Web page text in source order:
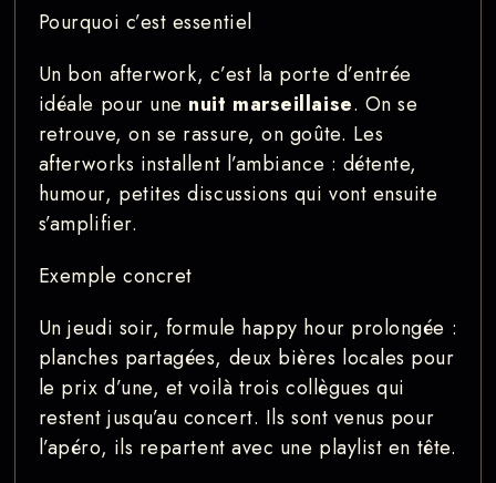
Pourquoi c’est essentiel
Un bon afterwork, c’est la porte d’entrée
idéale pour une nuit marseillaise. On se
retrouve, on se rassure, on goûte. Les
afterworks installent l’ambiance : détente,
humour, petites discussions qui vont ensuite
s’amplifier.
Exemple concret
Un jeudi soir, formule happy hour prolongée :
planches partagées, deux bières locales pour
le prix d’une, et voilà trois collègues qui
restent jusqu’au concert. Ils sont venus pour
l’apéro, ils repartent avec une playlist en tête.